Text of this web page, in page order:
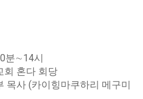
분∼14시
혼다 회당
사 (카이힝마쿠하리 메구미